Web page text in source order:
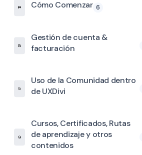
Cómo Comenzar 6
Gestión de cuenta &
facturación
Uso de la Comunidad dentro
de UXDivi
Cursos, Certificados, Rutas
de aprendizaje y otros
contenidos